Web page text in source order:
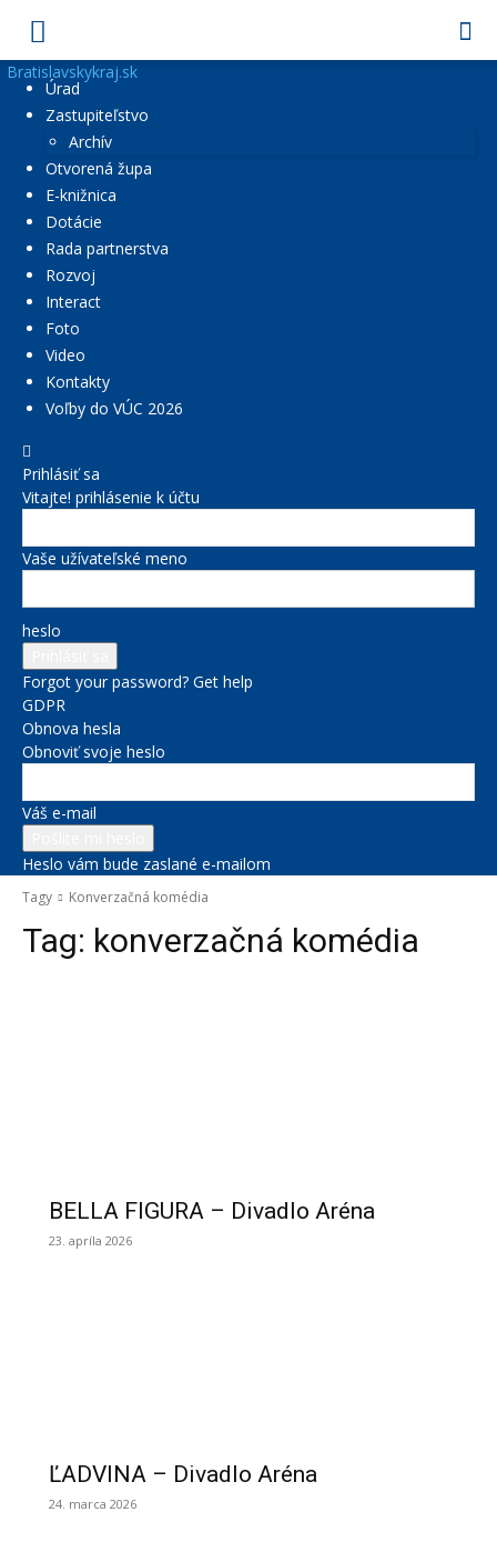
Bratislavskykraj.sk
Úrad
Zastupiteľstvo
Archív
Otvorená župa
E-knižnica
Dotácie
Rada partnerstva
Rozvoj
Interact
Foto
Video
Kontakty
Voľby do VÚC 2026
Prihlásiť sa
Vitajte! prihlásenie k účtu
Vaše užívateľské meno
heslo
Forgot your password? Get help
GDPR
Obnova hesla
Obnoviť svoje heslo
Váš e-mail
Heslo vám bude zaslané e-mailom
Tagy Konverzačná komédia
Tag: konverzačná komédia
BELLA FIGURA – Divadlo Aréna
23. apríla 2026
ĽADVINA – Divadlo Aréna
24. marca 2026